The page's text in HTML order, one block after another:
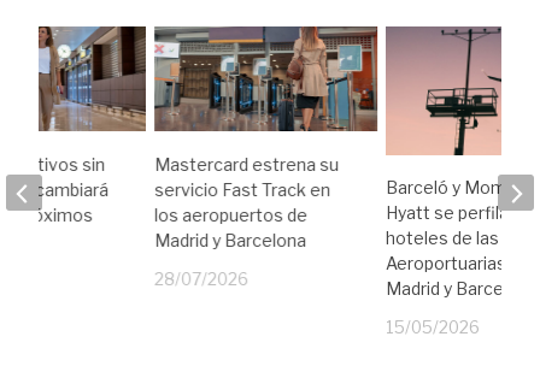
Mastercard estrena su
servicio Fast Track en
los aeropuertos de
Madrid y Barcelona
28/07/2026
Barceló y
Hyatt se perfilan
hoteles de las
Aeroportuarias en
Madrid y Barcelona
15/05/2026
sin
así cambiará
próximos